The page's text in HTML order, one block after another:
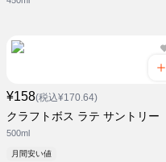
¥158(税込¥170.64)
クラフトボス ラテ サントリー
500ml
月間安い値